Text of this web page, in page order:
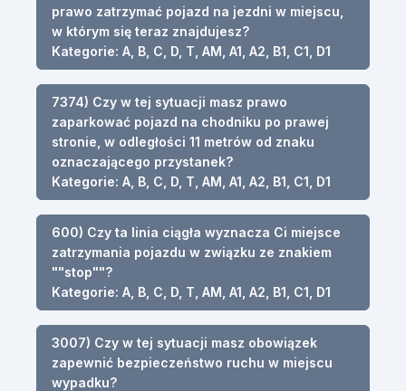
prawo zatrzymać pojazd na jezdni w miejscu,
w którym się teraz znajdujesz?
Kategorie: A, B, C, D, T, AM, A1, A2, B1, C1, D1
7374) Czy w tej sytuacji masz prawo
zaparkować pojazd na chodniku po prawej
stronie, w odległości 11 metrów od znaku
oznaczającego przystanek?
Kategorie: A, B, C, D, T, AM, A1, A2, B1, C1, D1
600) Czy ta linia ciągła wyznacza Ci miejsce
zatrzymania pojazdu w związku ze znakiem
""stop""?
Kategorie: A, B, C, D, T, AM, A1, A2, B1, C1, D1
3007) Czy w tej sytuacji masz obowiązek
zapewnić bezpieczeństwo ruchu w miejscu
wypadku?